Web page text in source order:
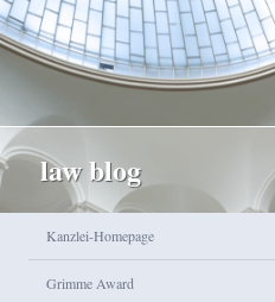
law blog
Zum Inhalt wechseln
Zum sekundären Inhalt wechseln
Kanzlei-Homepage
Grimme Award